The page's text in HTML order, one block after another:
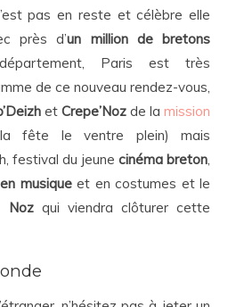
pas en reste et célèbre elle
près d’un million de bretons
Paris est très
de ce nouveau rendez-vous,
et Crepe’Noz de la mission
fête le ventre plein) mais
festival du jeune cinéma breton,
musiqueet en costumes et le
Nozqui viendra clôturer cette